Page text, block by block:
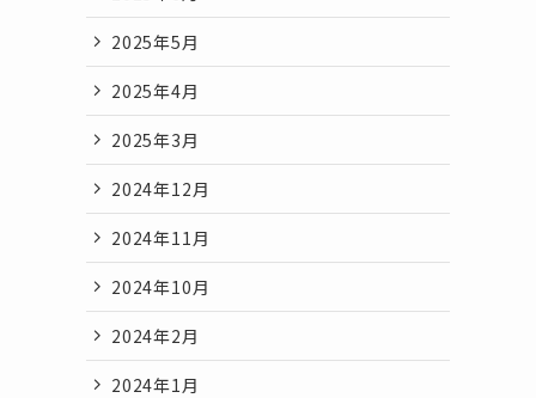
2025年5月
2025年4月
2025年3月
2024年12月
2024年11月
2024年10月
2024年2月
2024年1月